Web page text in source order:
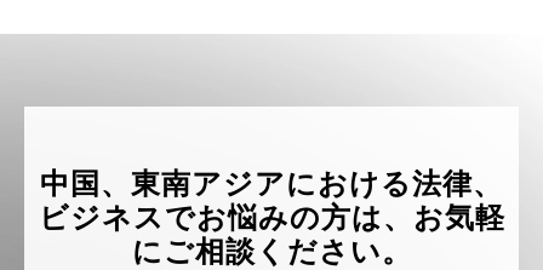
中国、東南アジアにおける法律、
ビジネスでお悩みの方は、お気軽
にご相談ください。